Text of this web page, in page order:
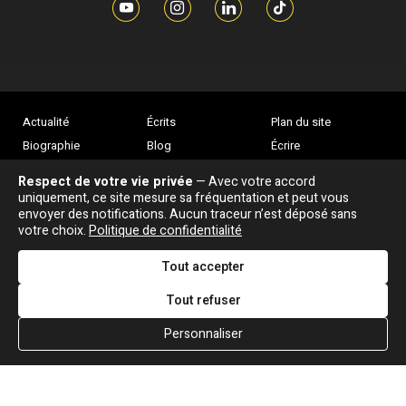
Actualité
Biographie
Discographie
Vidéographie
Concerts
Écrits
Blog
Pierre Goldman
JJG & moi
Qui est ?
Plan du site
Écrire
Crédits
complémentaires sur l’actualité de Jean-Jacques
Goldman,
Association "Parler d'sa vie" © Depuis 1997 - Tous droits réservés |
Respect de votre vie privée — Avec votre accord
uniquement, ce site mesure sa fréquentation et peut vous
envoyer des notifications. Aucun traceur n’est déposé sans
votre choix.Politique de confidentialité
Tout accepter
Tout refuser
Personnaliser